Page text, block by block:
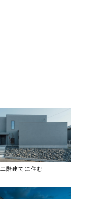
二階建てに住む